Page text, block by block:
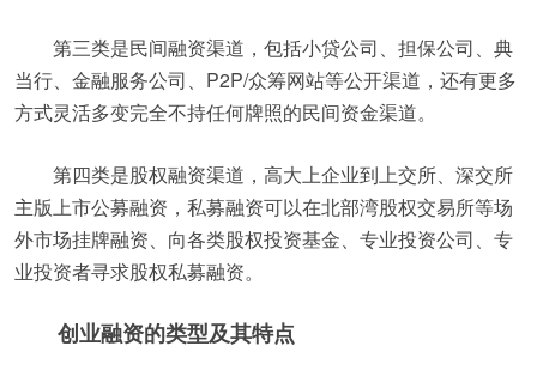
第三类是民间融资渠道，包括小贷公司、担保公司、典
当行、金融服务公司、P2P/众筹网站等公开渠道，还有更多
方式灵活多变完全不持任何牌照的民间资金渠道。
第四类是股权融资渠道，高大上企业到上交所、深交所
主版上市公募融资，私募融资可以在北部湾股权交易所等场
外市场挂牌融资、向各类股权投资基金、专业投资公司、专
业投资者寻求股权私募融资。
创业融资的类型及其特点